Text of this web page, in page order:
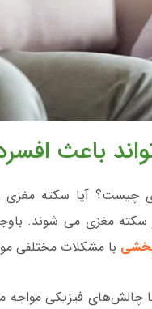
باعث
چیست؟ آیا سکته
با مشکلات مختلفی
فیزیکی مواجه